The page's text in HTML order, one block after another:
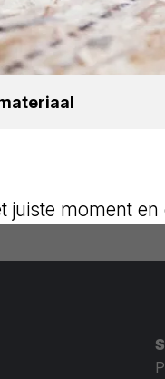
juiste moment